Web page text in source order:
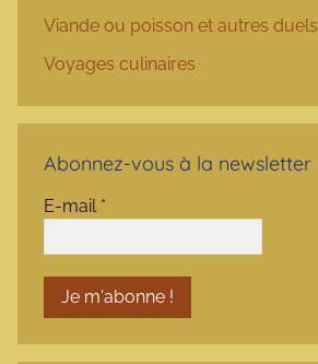
Viande ou poisson et autres duels
Voyages culinaires
Abonnez-vous à la newsletter
E-mail *